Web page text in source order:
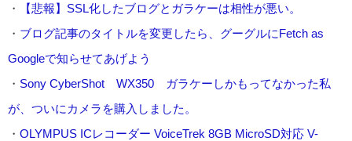
・
【悲報】SSL化したブログとガラケーは相性が悪い。
・ ブログ記事のタイトルを変更したら、グーグルにFetch as
Googleで知らせてあげよう
・ Sony CyberShot WX350 ガラケーしかもってなかった私
が、ついにカメラを購入しました。
・ OLYMPUS ICレコーダー VoiceTrek 8GB MicroSD対応 V-